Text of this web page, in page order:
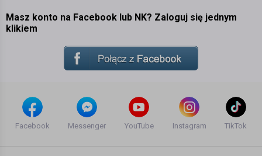
Masz konto na Facebook lub NK? Zaloguj się jednym
klikiem
Facebook Messenger YouTube Instagram TikTok